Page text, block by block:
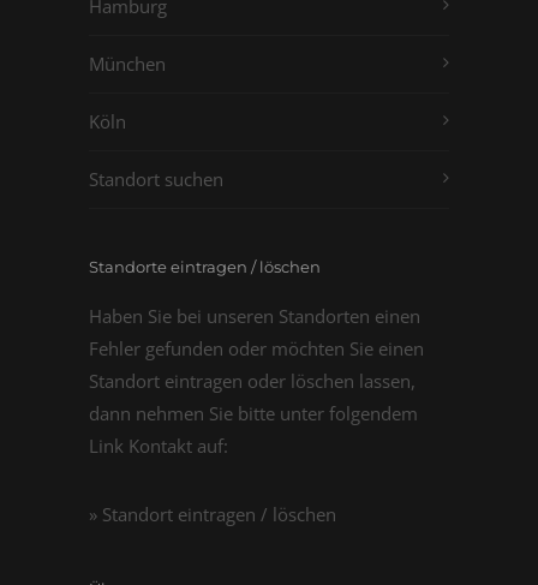
Hamburg
München
Köln
Standort suchen
Standorte eintragen / löschen
Haben Sie bei unseren Standorten einen
Fehler gefunden oder möchten Sie einen
Standort eintragen oder löschen lassen,
dann nehmen Sie bitte unter folgendem
Link Kontakt auf:
» Standort eintragen / löschen